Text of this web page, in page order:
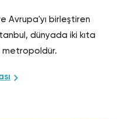
Avrupa'yı birleştiren
dünyada iki kıta
metropoldür.